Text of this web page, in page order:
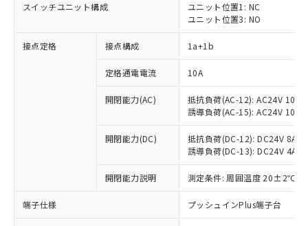
スイッチユニット構成
ユニット位置1: NC
ユニット位置3: NO
接点定格 接点構成 1a+1b
定格通電電流 10A
開閉能力(AC)
抵抗負荷(AC-12): AC24V 10A/
誘導負荷(AC-15): AC24V
開閉能力(DC)
抵抗負荷(DC-12): DC24V 8A/
誘導負荷(DC-13): DC24V 4A/
開閉能力説明 測定条件: 周囲温度 20±2℃、
端子仕様 プッシュインPlus端子台
対応済み：EU RoHS指令（10物質）の
非含有に対応した製品が提供可能な商品で